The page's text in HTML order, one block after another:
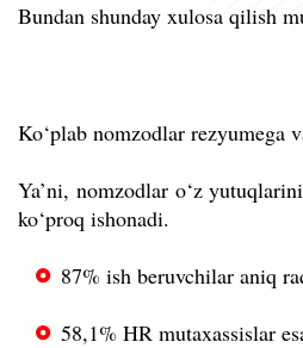
Bundan shunday xulosa qilish
Ko‘plab nomzodlar rezyumega
Ya’ni, nomzodlar o‘z
ko‘proq ishonadi.
87% ish beruvchilar aniq
58,1% HR mutaxassislar